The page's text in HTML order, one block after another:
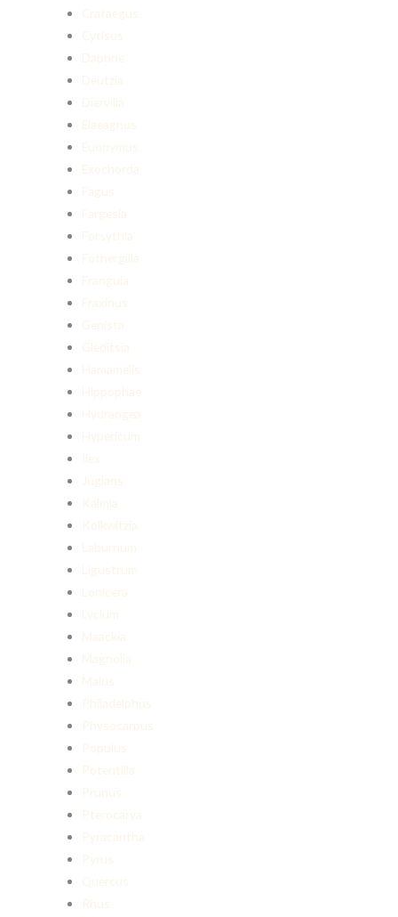
Crataegus
Cytisus
Daphne
Deutzia
Diervilla
Elaeagnus
Euonymus
Exochorda
Fagus
Fargesia
Forsythia
Fothergilla
Frangula
Fraxinus
Genista
Gleditsia
Hamamelis
Hippophae
Hydrangea
Hypericum
Ilex
Juglans
Kalmia
Kolkwitzia
Laburnum
Ligustrum
Lonicera
Lycium
Maackia
Magnolia
Malus
Philadelphus
Physocarpus
Populus
Potentilla
Prunus
Pterocarya
Pyracantha
Pyrus
Quercus
Rhus